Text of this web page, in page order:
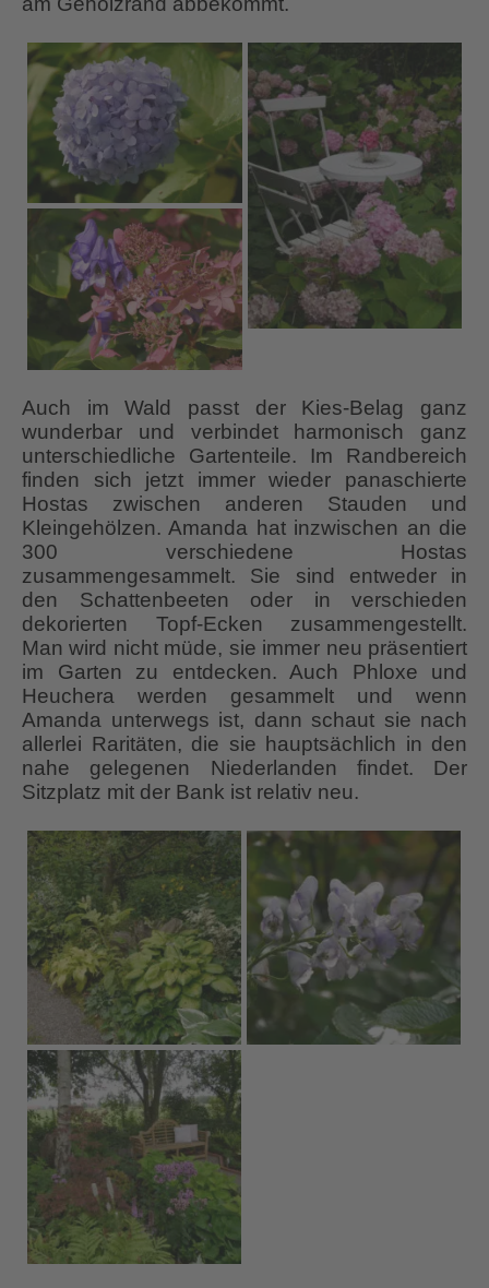
Auch im Wald passt der Kies-Belag ganz
wunderbar und verbindet harmonisch ganz
unterschiedliche Gartenteile. Im Randbereich
finden sich jetzt immer wieder panaschierte
Hostas zwischen anderen Stauden und
Kleingehölzen. Amanda hat inzwischen an die
300 verschiedene Hostas
zusammengesammelt. Sie sind entweder in
den Schattenbeeten oder in verschieden
dekorierten Topf-Ecken zusammengestellt.
Man wird nicht müde, sie immer neu präsentiert
im Garten zu entdecken. Auch Phloxe und
Heuchera werden gesammelt und wenn
Amanda unterwegs ist, dann schaut sie nach
allerlei Raritäten, die sie hauptsächlich in den
nahe gelegenen Niederlanden findet. Der
Sitzplatz mit der Bank ist relativ neu.